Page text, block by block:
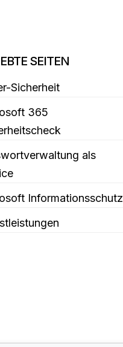
SEITEN
Sicherheit
365
als
Informationsschutz